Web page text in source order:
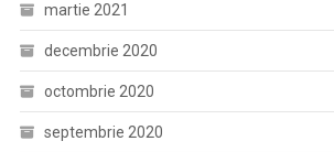
martie 2021
decembrie 2020
octombrie 2020
septembrie 2020